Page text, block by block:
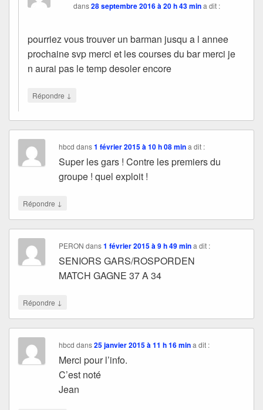
dans28 septembre 2016 à 20 h 43 mina dit :
pourriez vous trouver un barman jusqu a l annee
prochaine svp merci et les courses du bar merci je
n aurai pas le temp desoler encore
Répondre ↓
hbcd dans1 février 2015 à 10 h 08 min a dit :
Super les gars ! Contre les premiers du
groupe ! quel exploit !
Répondre ↓
PERON dans1 février 2015 à 9 h 49 min a dit :
SENIORS GARS/ROSPORDEN
MATCH GAGNE 37 A 34
Répondre ↓
hbcd dans25 janvier 2015 à 11 h 16 min a dit :
Merci pour l’info.
C’est noté
Jean